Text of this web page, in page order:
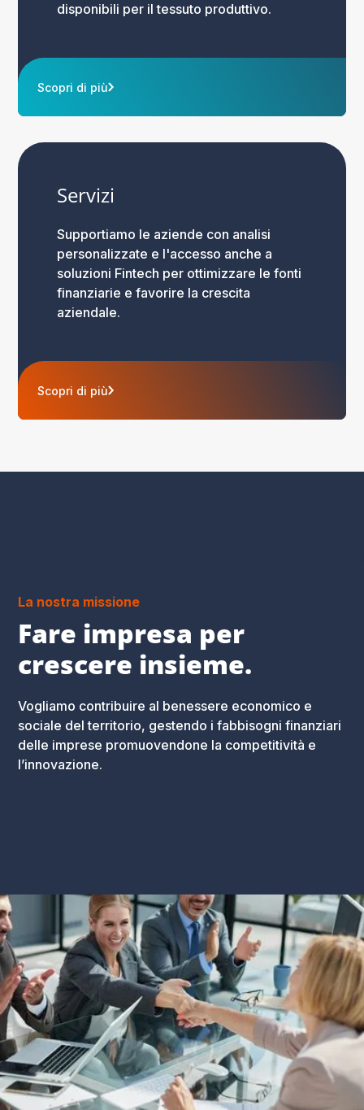
disponibili per il tessuto produttivo.
Scopri di più
Servizi
Supportiamo le aziende con analisi
personalizzate e l'accesso anche a
soluzioni Fintech per ottimizzare le fonti
finanziarie e favorire la crescita
aziendale.
Scopri di più
La nostra missione
Fare impresa per
crescere insieme.
Vogliamo contribuire al benessere economico e
sociale del territorio, gestendo i fabbisogni finanziari
delle imprese promuovendone la competitività e
l’innovazione.